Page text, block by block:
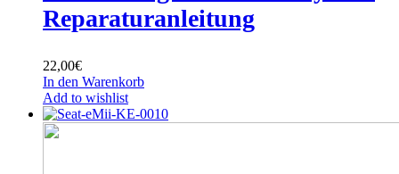
Reparaturanleitung
22,00€
In den Warenkorb
Add to wishlist